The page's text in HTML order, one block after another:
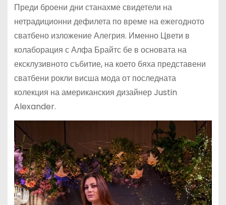
Преди броени дни станахме свидетели на
нетрадиционни дефилета по време на ежегодното
сватбено изложение Алегрия. Именно Цвети в
колаборация с Алфа Брайтс бе в основата на
ексклузивното събитие, на което бяха представени
сватбени рокли висша мода от последната
колекция на американския дизайнер Justin
Alexander.